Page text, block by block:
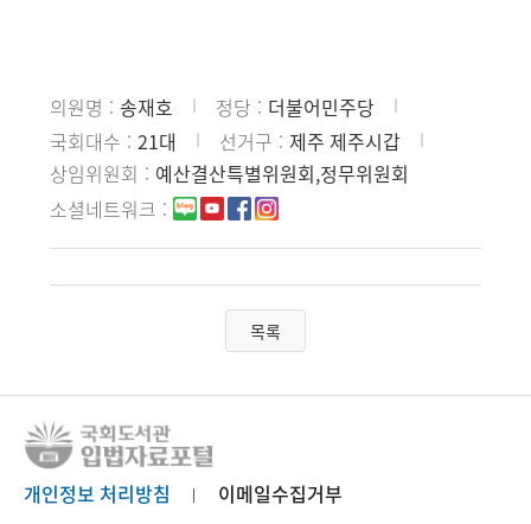
의원명 송재호 정당
더불어민주당
국회대수
21대 선거구
제주 제주시갑
상임위원회
예산결산특별위원회,정무위원회
소셜네트워크
목록
개인정보 처리방침 이메일수집거부